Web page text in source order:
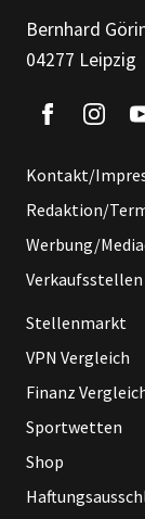
Bernhard
04277 Leipzig
Kontakt/
Redaktion/
Werbung/
Verkaufsstellen
Stellenmarkt
VPN Vergleich
Finanz
Sportwetten
Shop